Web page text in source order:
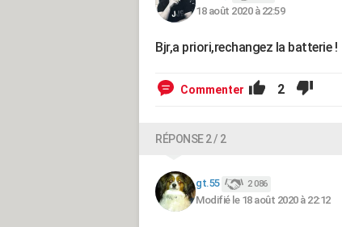
18 août 2020 à 22:59
Bjr,a priori,rechangez la batterie !
Commenter 2
RÉPONSE 2 / 2
gt.55 2 086
Modifié le 18 août 2020 à 22:12